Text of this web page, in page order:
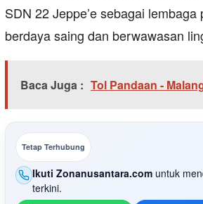
SDN 22 Jeppe’e sebagai
berdaya saing dan berwawasan
Baca Juga : Tol Pandaan -
Tetap Terhubung
Ikuti Zonanusantara.com untuk
terkini.